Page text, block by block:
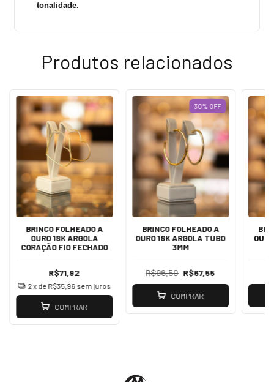
tonalidade.
Produtos relacionados
BRINCO FOLHEADO A
OURO 18K ARGOLA
CORAÇÃO FIO FECHADO
R$71,92
2x de R$35,96 sem juros
COMPRAR
30% OFF
BRINCO FOLHEADO A
OURO 18K ARGOLA TUBO
3MM
R$96,50 R$67,55
COMPRAR